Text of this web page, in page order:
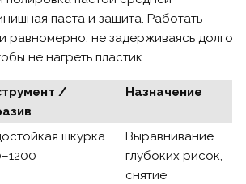
паста и защита. Работать
равномерно, не задерживаясь долго
не нагреть пластик.
/
Назначение
шкурка
Выравнивание
глубоких рисок,
снятие